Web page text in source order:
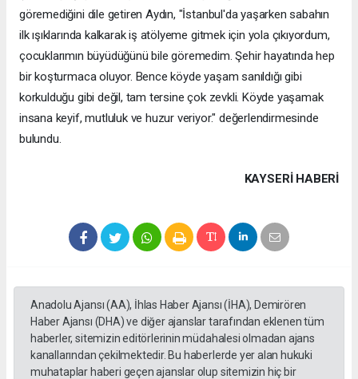
göremediğini dile getiren Aydın, "İstanbul'da yaşarken sabahın
ilk ışıklarında kalkarak iş atölyeme gitmek için yola çıkıyordum,
çocuklarımın büyüdüğünü bile göremedim. Şehir hayatında hep
bir koşturmaca oluyor. Bence köyde yaşam sanıldığı gibi
korkulduğu gibi değil, tam tersine çok zevkli. Köyde yaşamak
insana keyif, mutluluk ve huzur veriyor." değerlendirmesinde
bulundu.
KAYSERI HABERİ
Anadolu Ajansı (AA), İhlas Haber Ajansı (İHA), Demirören
Haber Ajansı (DHA) ve diğer ajanslar tarafından eklenen tüm
haberler, sitemizin editörlerinin müdahalesi olmadan ajans
kanallarından çekilmektedir. Bu haberlerde yer alan hukuki
muhataplar haberi geçen ajanslar olup sitemizin hiç bir